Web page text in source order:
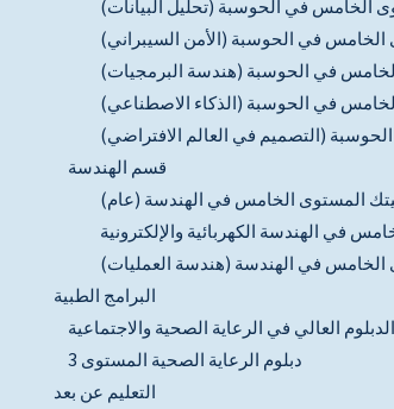
الخامس في الحوسبة (تحليل البيانات)
في الحوسبة (الأمن السيبراني)
في الحوسبة (هندسة البرمجيات)
في الحوسبة (الذكاء الاصطناعي)
(التصميم في العالم الافتراضي)
قسم الهندسة
المستوى الخامس في الهندسة (عام)
في الهندسة الكهربائية والإلكترونية
الخامس في الهندسة (هندسة العمليات)
البرامج الطبية
الدبلوم العالي في الرعاية الصحية والاجتماعية
دبلوم الرعاية الصحية المستوى 3
التعليم عن بعد